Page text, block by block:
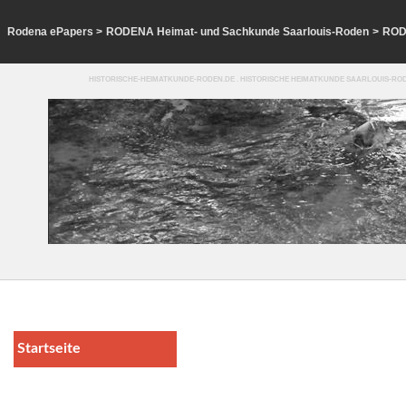
Rodena ePapers > RODENA Heimat- und Sachkunde Saarlouis-Roden >
HISTORISCHE-HEIMATKUNDE-RODEN.DE . HISTORISCHE HEIMATKUNDE SAARLOUIS-
Startseite